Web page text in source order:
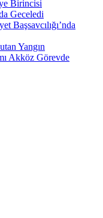
Birincisi
Geceledi
Başsavcılığı’nda
Yangın
Akköz Görevde